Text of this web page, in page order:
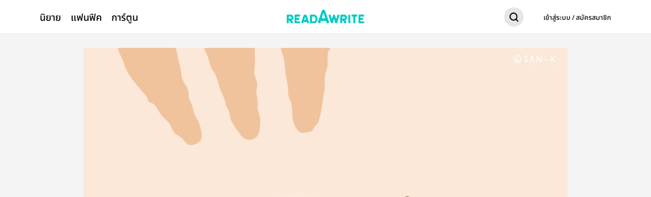
นิยาย แฟนฟิค การ์ตูน เข้าสู่ระบบ / สมัครสมาชิก